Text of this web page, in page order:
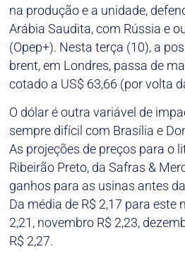
na produção e a unidade,
Arábia Saudita, com Rússia e
(Opep+). Nesta terça (10), a
brent, em Londres, passa de
cotado a US$ 63,66 (por volta
O dólar é outra variável de
sempre difícil com Brasília e
As projeções de preços para o
Ribeirão Preto, da Safras &
ganhos para as usinas antes
Da média de R$ 2,17 para este
2,21, novembro R$ 2,23,
R$ 2,27.